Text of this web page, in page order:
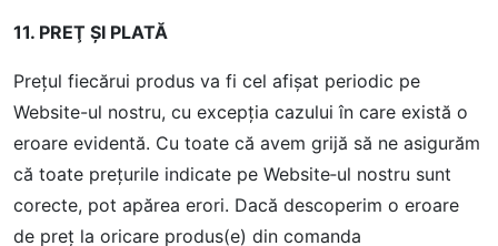
11. PREŢ ŞI PLATĂ
Preţul fiecărui produs va fi cel afișat periodic pe
Website-ul nostru, cu excepţia cazului în care există o
eroare evidentă. Cu toate că avem grijă să ne asigurăm
că toate preţurile indicate pe Website‐ul nostru sunt
corecte, pot apărea erori. Dacă descoperim o eroare
de preţ la oricare produs(e) din comanda